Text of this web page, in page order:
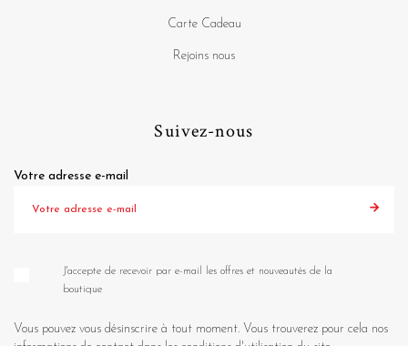
Carte Cadeau
Rejoins nous
Suivez-nous
Votre adresse e-mail
J'accepte de recevoir par e-mail les offres et nouveautés de la
boutique
Vous pouvez vous désinscrire à tout moment. Vous trouverez pour cela nos